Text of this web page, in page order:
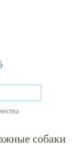
собаки